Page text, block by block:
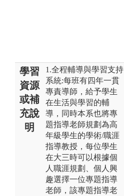
學習
資源
或補
充說
明
1.全程輔導與學習支持
系統:每班有四年一貫
專責導師，給予學生
在生活與學習的輔
導，同時本系也將專
題指導老師規劃為高
年級學生的學術/職涯
指導教授，每位學生
在大三時可以根據個
人職涯規劃、個人興
趣選擇一位專題指導
老師，該專題指導老